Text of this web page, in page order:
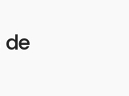
de